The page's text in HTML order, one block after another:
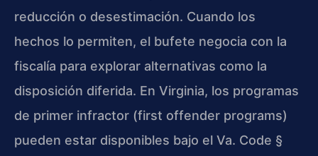
reducción o desestimación. Cuando los
hechos lo permiten, el bufete negocia con la
fiscalía para explorar alternativas como la
disposición diferida. En Virginia, los programas
de primer infractor (first offender programs)
pueden estar disponibles bajo el Va. Code §